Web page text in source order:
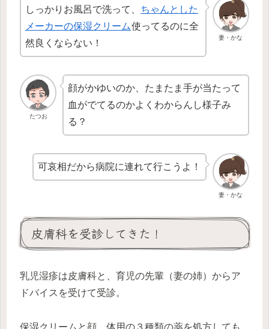
妻・かな
しっかりお風呂で洗って、 ちゃんとした
メーカーの保湿クリーム使ってるのに全
然良くならない！
たつお
顔がかゆいのか、たまたま手が当たって
血がでてるのかよくわからんし様子み
る？
妻・かな
可哀相だから病院に連れて行こうよ！
皮膚科を受診してきた！
乳児湿疹は皮膚科と、育児の先輩（妻の姉）からア
ドバイスを受けて受診。
保湿クリームと顔、体用の３種類の薬を処方しても